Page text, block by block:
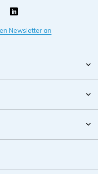
Newsletter an